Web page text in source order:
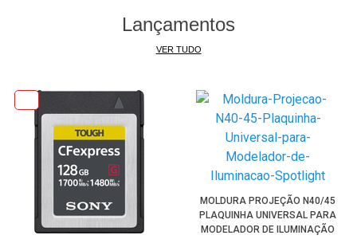
Lançamentos
VER TUDO
MOLDURA PROJEÇÃO N40/45
PLAQUINHA UNIVERSAL PARA
MODELADOR DE ILUMINAÇÃO